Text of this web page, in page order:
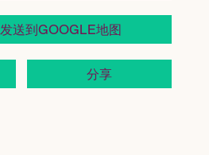
发送到GOOGLE地图
分享